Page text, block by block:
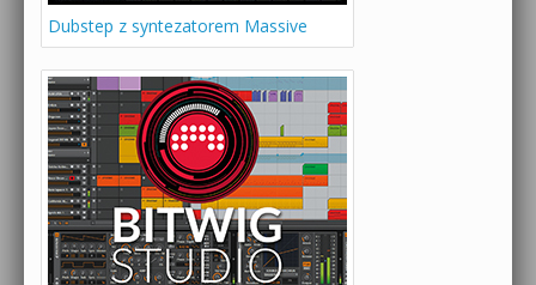
Dubstep z syntezatorem Massive